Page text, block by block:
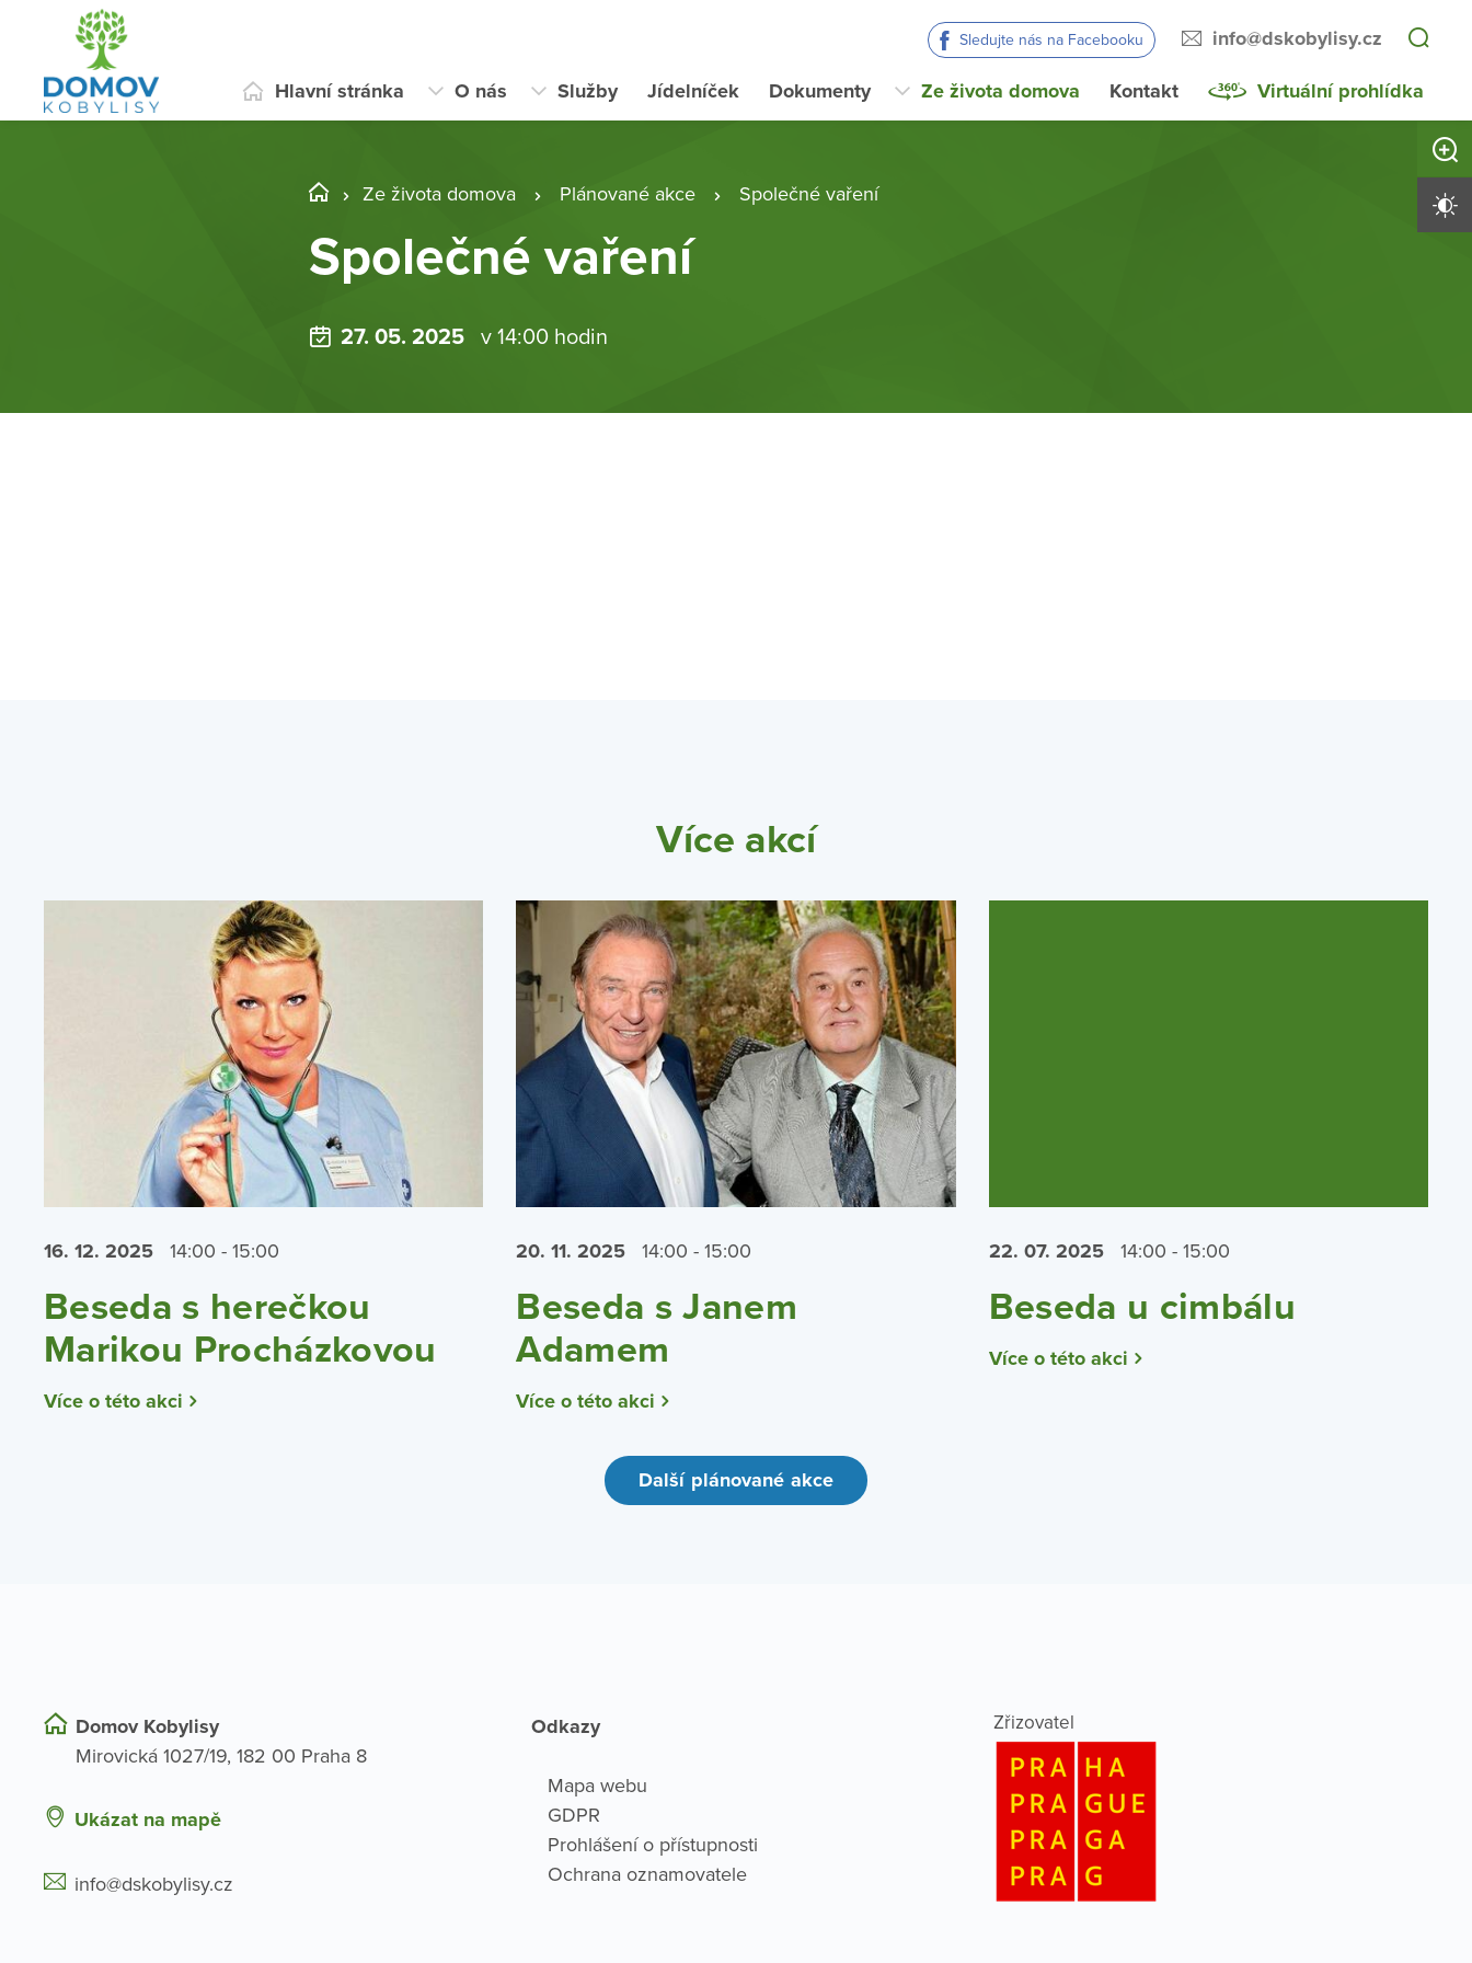
Sledujte nás na Facebooku info@dskobylisy.cz
Hlavní stránka O nás Služby Jídelníček Dokumenty Ze života domova Kontakt Virtuální prohlídka
Ze života domova Plánované akce Společné vaření
Společné vaření
27. 05. 2025 v 14:00 hodin
Více akcí
16. 12. 2025 14:00 - 15:00
Beseda s herečkou
Marikou Procházkovou
Více o této akci
20. 11.2025 14:00 - 15:00
Beseda s Janem
Adamem
Více o této akci
22. 07. 2025 14:00 - 15:00
Beseda u cimbálu
Více o této akci
Další plánované akce
Domov Kobylisy
Mirovická 1027/19, 182 00 Praha 8
Ukázat na mapě
info@dskobylisy.cz
Odkazy
Mapa webu
GDPR
Prohlášení o přístupnosti
Ochrana oznamovatele
Zřizovatel